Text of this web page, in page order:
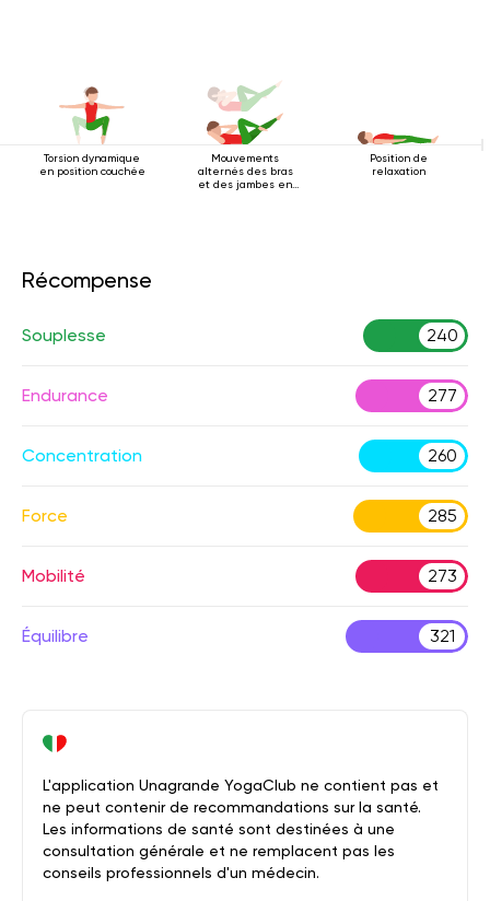
Torsion dynamique
en position couchée
Mouvements
alternés des bras
et des jambes en
Position de
relaxation
Récompense
Souplesse 240
Endurance 277
Concentration 260
Force 285
Mobilité 273
Équilibre 321
L'application Unagrande YogaClub ne contient pas et
ne peut contenir de recommandations sur la santé.
Les informations de santé sont destinées à une
consultation générale et ne remplacent pas les
conseils professionnels d'un médecin.